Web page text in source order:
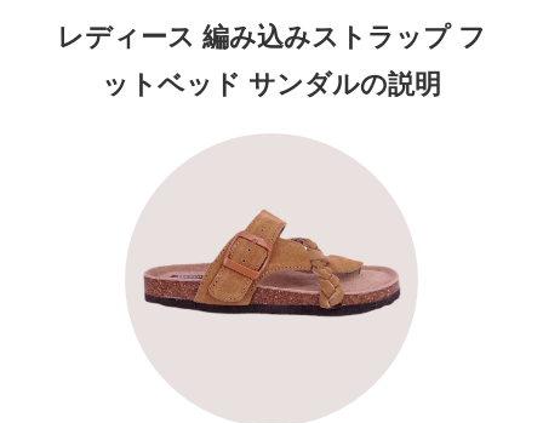
レディース 編み込みストラップ フ
ットベッド サンダルの説明